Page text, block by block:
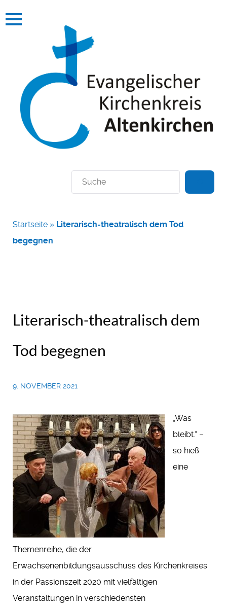
Suchen
Startseite » Literarisch-theatralisch dem Tod
begegnen
Literarisch-theatralisch dem
Tod begegnen
9. NOVEMBER 2021
„Was
bleibt.“ –
so hieß
eine
Themenreihe, die der
Erwachsenenbildungsausschuss des Kirchenkreises
in der Passionszeit 2020 mit vielfältigen
Veranstaltungen in verschiedensten